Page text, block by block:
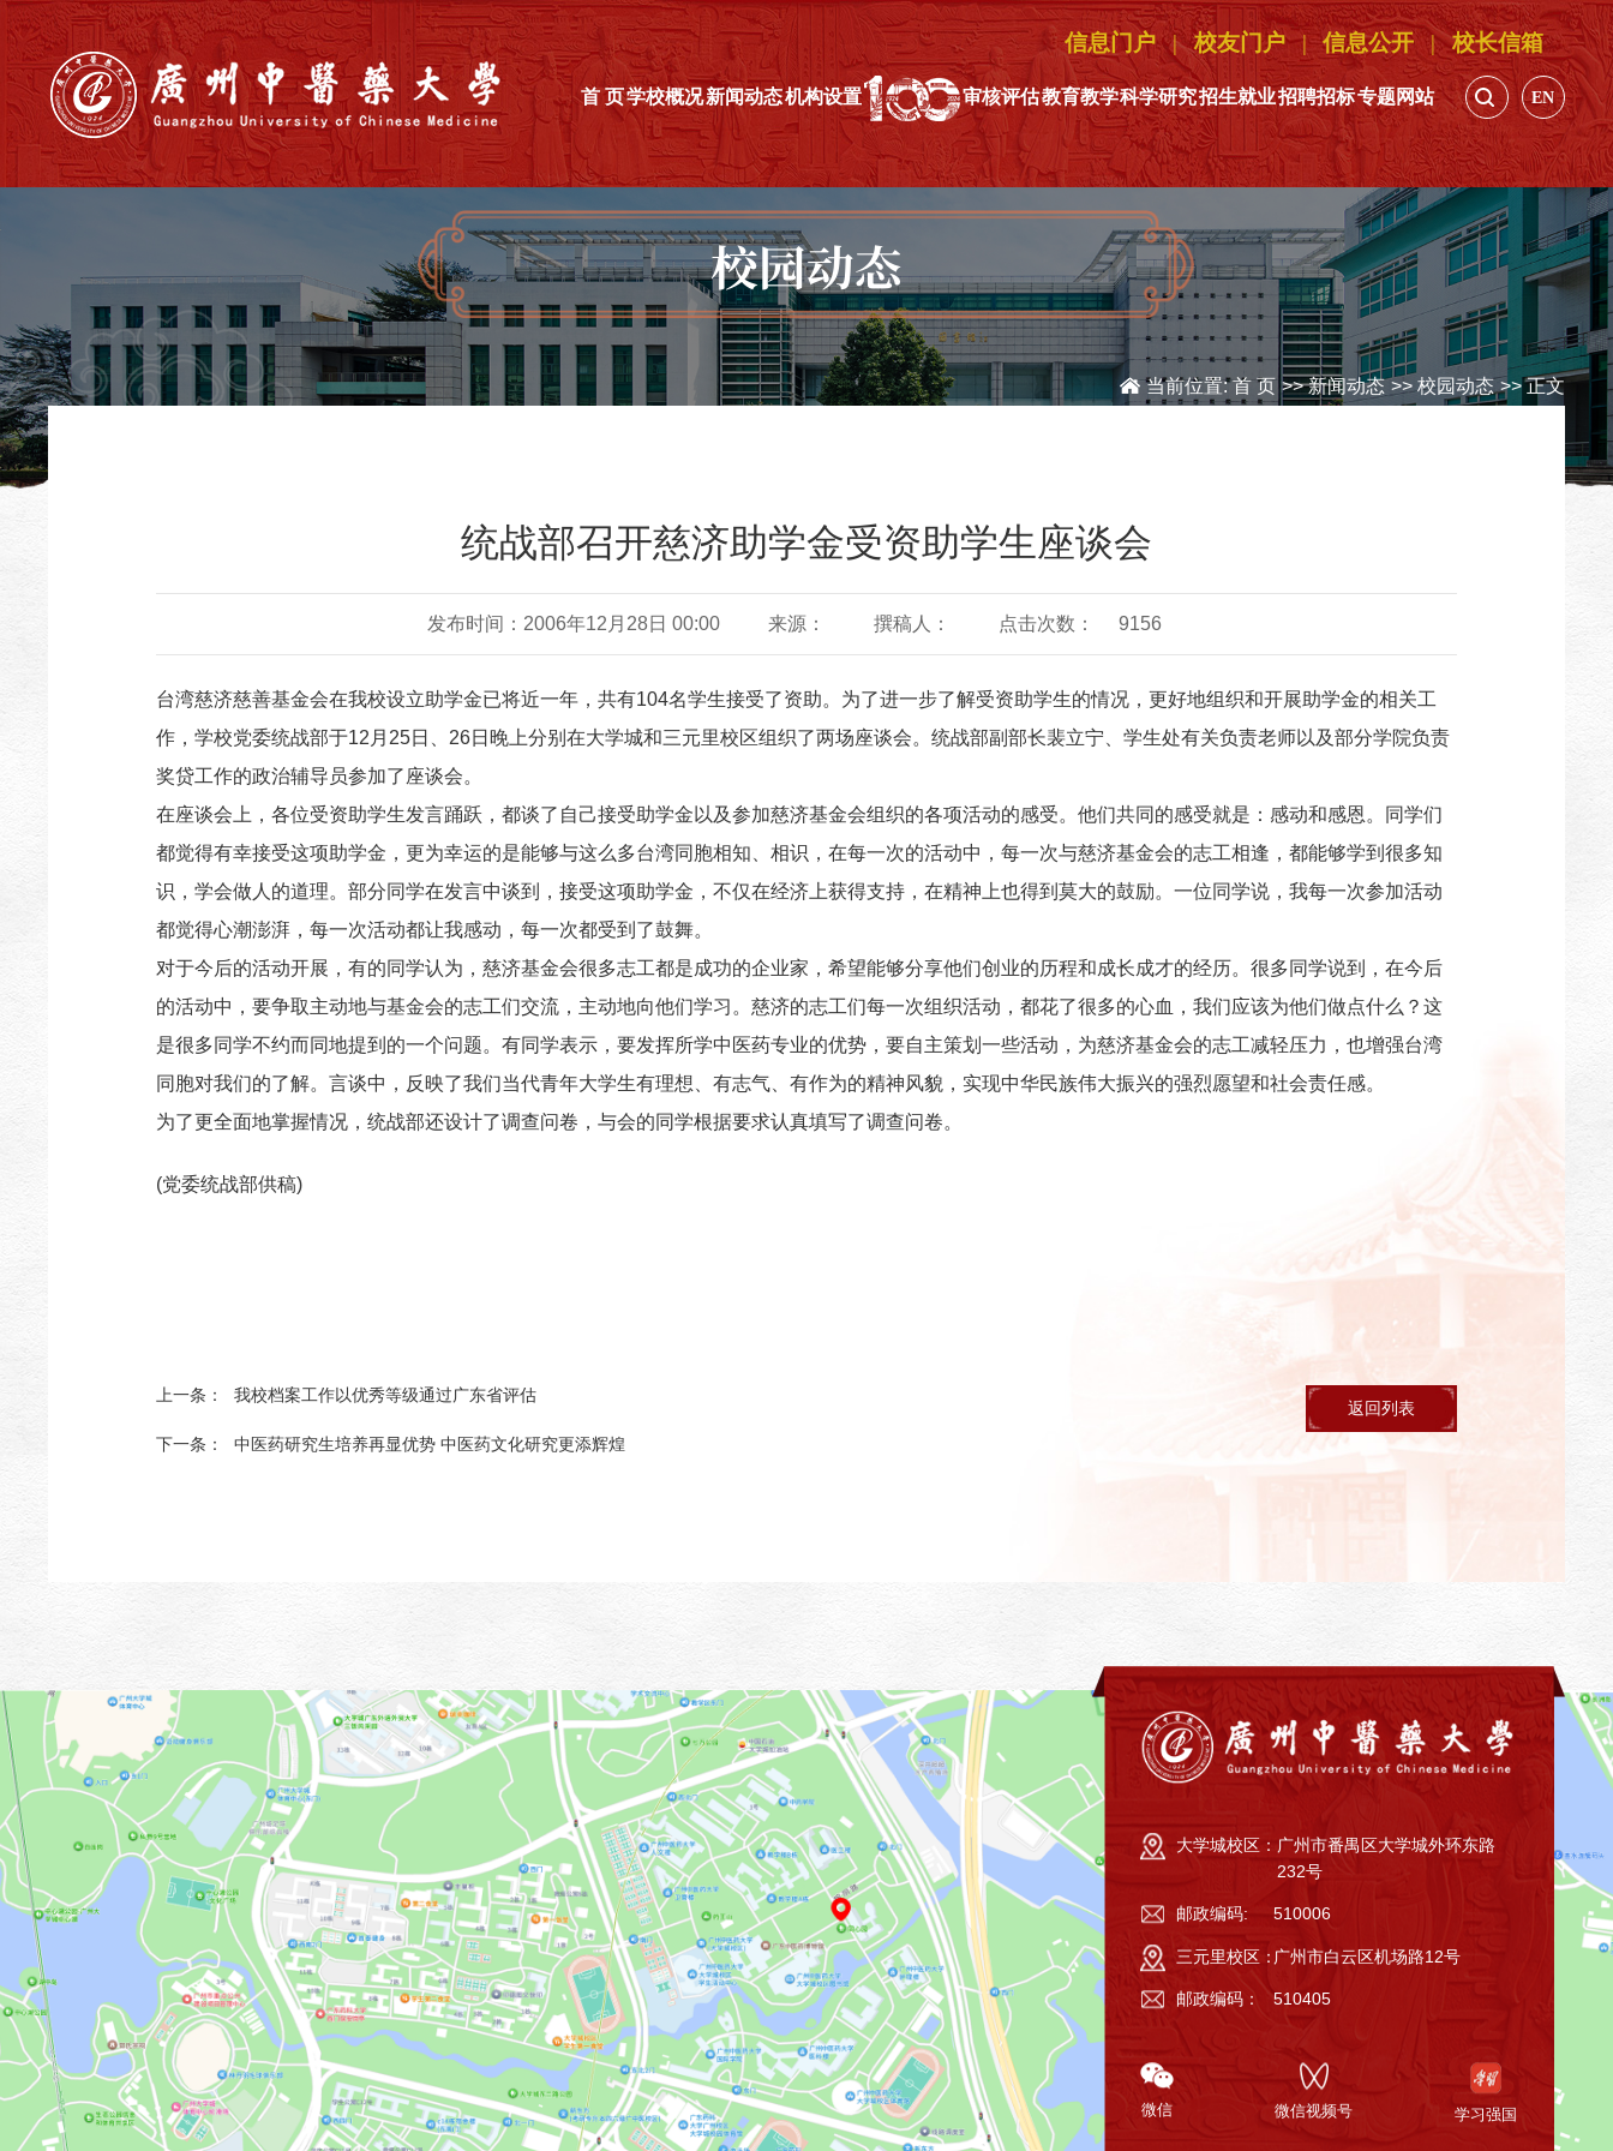
信息门户 | 校友门户 | 信息公开 | 校长信箱
首 页学校概况新闻动态机构设置 审核评估教育教学科学研究招生就业招聘招标专题网站 EN
校园动态
当前位置: 首 页 >> 新闻动态 >> 校园动态 >> 正文
统战部召开慈济助学金受资助学生座谈会
发布时间：2006年12月28日 00:00 来源： 撰稿人： 点击次数： 9156
台湾慈济慈善基金会在我校设立助学金已将近一年，共有104名学生接受了资助。为了进一步了解受资助学生的情况，更好地组织和开展助学金的相关工
作，学校党委统战部于12月25日、26日晚上分别在大学城和三元里校区组织了两场座谈会。统战部副部长裴立宁、学生处有关负责老师以及部分学院负责
奖贷工作的政治辅导员参加了座谈会。
在座谈会上，各位受资助学生发言踊跃，都谈了自己接受助学金以及参加慈济基金会组织的各项活动的感受。他们共同的感受就是：感动和感恩。同学们
都觉得有幸接受这项助学金，更为幸运的是能够与这么多台湾同胞相知、相识，在每一次的活动中，每一次与慈济基金会的志工相逢，都能够学到很多知
识，学会做人的道理。部分同学在发言中谈到，接受这项助学金，不仅在经济上获得支持，在精神上也得到莫大的鼓励。一位同学说，我每一次参加活动
都觉得心潮澎湃，每一次活动都让我感动，每一次都受到了鼓舞。
对于今后的活动开展，有的同学认为，慈济基金会很多志工都是成功的企业家，希望能够分享他们创业的历程和成长成才的经历。很多同学说到，在今后
的活动中，要争取主动地与基金会的志工们交流，主动地向他们学习。慈济的志工们每一次组织活动，都花了很多的心血，我们应该为他们做点什么？这
是很多同学不约而同地提到的一个问题。有同学表示，要发挥所学中医药专业的优势，要自主策划一些活动，为慈济基金会的志工减轻压力，也增强台湾
同胞对我们的了解。言谈中，反映了我们当代青年大学生有理想、有志气、有作为的精神风貌，实现中华民族伟大振兴的强烈愿望和社会责任感。
为了更全面地掌握情况，统战部还设计了调查问卷，与会的同学根据要求认真填写了调查问卷。
(党委统战部供稿)
上一条： 我校档案工作以优秀等级通过广东省评估
下一条： 中医药研究生培养再显优势 中医药文化研究更添辉煌
返回列表
大学城校区： 广州市番禺区大学城外环东路
232号
邮政编码: 510006
三元里校区：广州市白云区机场路12号
邮政编码： 510405
微信 微信视频号 学习强国